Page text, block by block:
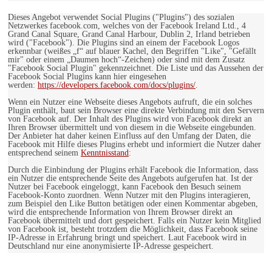
Dieses Angebot verwendet Social Plugins ("Plugins") des sozialen
Netzwerkes facebook.com, welches von der Facebook Ireland Ltd., 4
Grand Canal Square, Grand Canal Harbour, Dublin 2, Irland betrieben
wird ("Facebook"). Die Plugins sind an einem der Facebook Logos
erkennbar (weißes „f“ auf blauer Kachel, den Begriffen "Like", "Gefällt
mir" oder einem „Daumen hoch“-Zeichen) oder sind mit dem Zusatz
"Facebook Social Plugin" gekennzeichnet. Die Liste und das Aussehen der
Facebook Social Plugins kann hier eingesehen
werden: https://developers.facebook.com/docs/plugins/.
Wenn ein Nutzer eine Webseite dieses Angebots aufruft, die ein solches
Plugin enthält, baut sein Browser eine direkte Verbindung mit den Servern
von Facebook auf. Der Inhalt des Plugins wird von Facebook direkt an
Ihren Browser übermittelt und von diesem in die Webseite eingebunden.
Der Anbieter hat daher keinen Einfluss auf den Umfang der Daten, die
Facebook mit Hilfe dieses Plugins erhebt und informiert die Nutzer daher
entsprechend seinem Kenntnisstand:
Durch die Einbindung der Plugins erhält Facebook die Information, dass
ein Nutzer die entsprechende Seite des Angebots aufgerufen hat. Ist der
Nutzer bei Facebook eingeloggt, kann Facebook den Besuch seinem
Facebook-Konto zuordnen. Wenn Nutzer mit den Plugins interagieren,
zum Beispiel den Like Button betätigen oder einen Kommentar abgeben,
wird die entsprechende Information von Ihrem Browser direkt an
Facebook übermittelt und dort gespeichert. Falls ein Nutzer kein Mitglied
von Facebook ist, besteht trotzdem die Möglichkeit, dass Facebook seine
IP-Adresse in Erfahrung bringt und speichert. Laut Facebook wird in
Deutschland nur eine anonymisierte IP-Adresse gespeichert.